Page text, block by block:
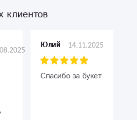
Юлий 14.11.2025
Спасибо за букет